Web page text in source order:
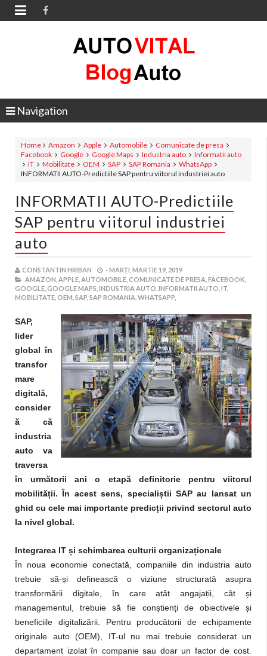

Navigation
Home Amazon Apple Automobile
Comunicate de presa
Facebook
Google Google Maps Industria auto
Informatii auto
IT
Mobilitate OEM SAP SAP Romania
WhatsApp
INFORMATII AUTO-Predictiile SAP pentru viitorul industriei auto
INFORMATII AUTO-Predictiile
SAP pentru viitorul industriei
auto
CONSTANTIN HRIBAN -MARȚI, MARTIE 19, 2019
AMAZON, APPLE, AUTOMOBILE, COMUNICATE DE PRESA, FACEBOOK,
GOOGLE, GOOGLE MAPS, INDUSTRIA AUTO, INFORMATII AUTO, IT,
MOBILITATE, OEM, SAP, SAP ROMANIA, WHATSAPP,
SAP,
lider
global în
transfor
mare
digitală,
consider
ă că
industria
auto va
traversa
în următorii ani o etapă definitorie pentru viitorul
mobilității. În acest sens, specialiștii SAP au lansat un
ghid cu cele mai importante predicții privind sectorul auto
la nivel global.
Integrarea IT și schimbarea culturii organizaționale
În noua economie conectată, companiile din industria auto
trebuie să-și definească o viziune structurată asupra
transformării digitale, în care atât angajații, cât și
managementul, trebuie să fie conștienți de obiectivele și
beneficiile digitalizării. Pentru producătorii de echipamente
originale auto (OEM), IT-ul nu mai trebuie considerat un
departament izolat în companie sau doar un factor de cost.